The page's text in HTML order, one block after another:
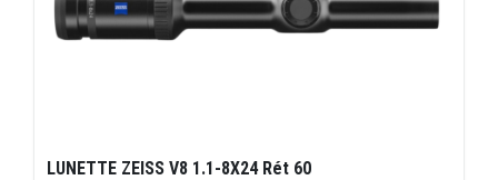
LUNETTE ZEISS V8 1.1-8X24 Rét 60